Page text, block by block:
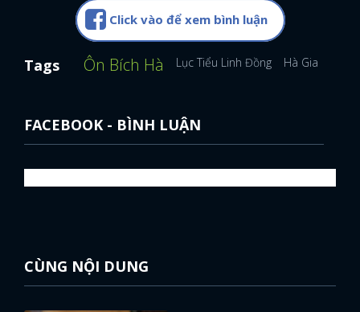
Click vào để xem bình luận
Tags Ôn Bích Hà Lục Tiểu Linh Đồng Hà Gia Kính
FACEBOOK - BÌNH LUẬN
CÙNG NỘI DUNG